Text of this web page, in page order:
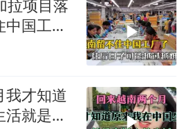
拉项目落
中国工
我才知道
就是有